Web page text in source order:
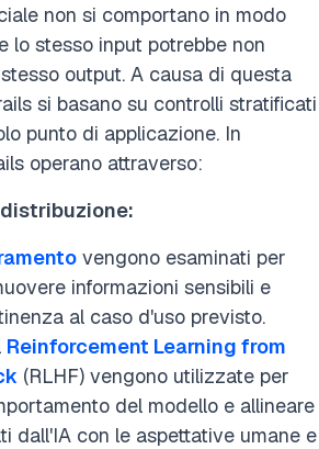
non si comportano in modo
lo stesso input potrebbe non
output. A causa di questa
si basano su controlli stratificati
punto di applicazione. In
operano attraverso:
vengono esaminati per
informazioni sensibili e
al caso d'uso previsto.
Reinforcement Learning from
(RLHF) vengono utilizzate per
del modello e allineare
dall'IA con le aspettative umane e